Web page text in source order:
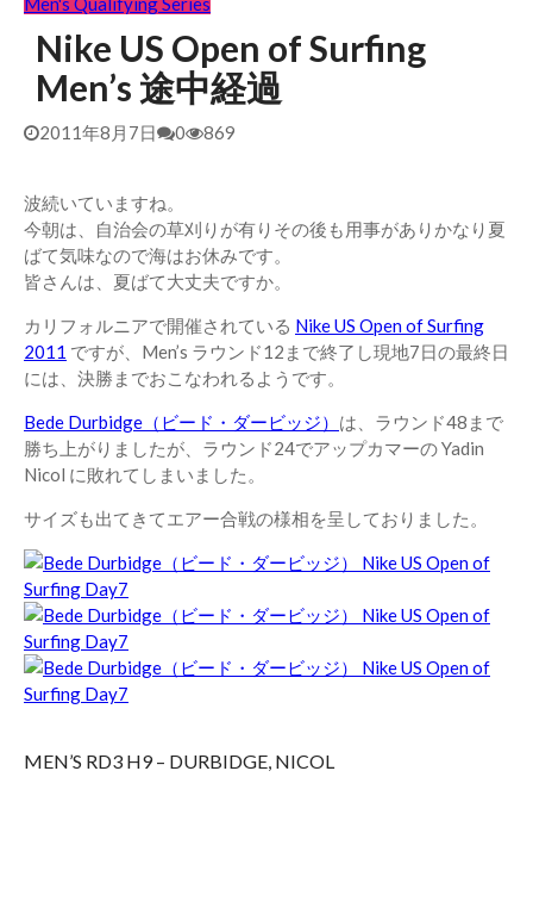
Nike US Open of Surfing
Men’s 途中経過
2011年8月7日 0 869
波続いていますね。
今朝は、自治会の草刈りが有りその後も用事がありかなり夏
ばて気味なので海はお休みです。
皆さんは、夏ばて大丈夫ですか。
カリフォルニアで開催されている Nike US Open of Surfing
2011 ですが、Men’s ラウンド12まで終了し現地7日の最終日
には、決勝までおこなわれるようです。
Bede Durbidge（ビード・ダービッジ） は、ラウンド48まで
勝ち上がりましたが、ラウンド24でアップカマーの Yadin
Nicol に敗れてしまいました。
サイズも出てきてエアー合戦の様相を呈しておりました。
MEN’S RD3 H9 – DURBIDGE, NICOL